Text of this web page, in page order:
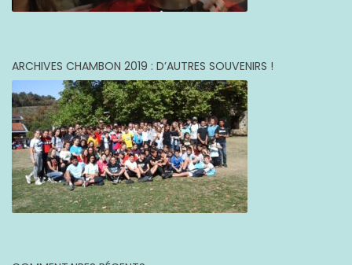
ARCHIVES CHAMBON 2019 : D’AUTRES SOUVENIRS !